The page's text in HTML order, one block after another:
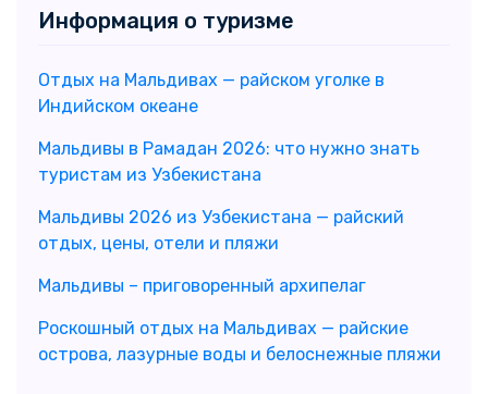
Информация о туризме
Отдых на Мальдивах — райском уголке в
Индийском океане
Мальдивы в Рамадан 2026: что нужно знать
туристам из Узбекистана
Мальдивы 2026 из Узбекистана — райский
отдых, цены, отели и пляжи
Мальдивы – приговоренный архипелаг
Роскошный отдых на Мальдивах — райские
острова, лазурные воды и белоснежные пляжи